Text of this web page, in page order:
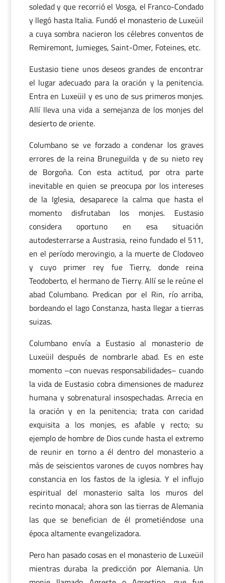
soledad y que recorrió el Vosga, el Franco-Condado
y llegó hasta Italia. Fundó el monasterio de Luxeüil
a cuya sombra nacieron los célebres conventos de
Remiremont, Jumieges, Saint-Omer, Foteines, etc.
Eustasio tiene unos deseos grandes de encontrar
el lugar adecuado para la oración y la penitencia.
Entra en Luxeüil y es uno de sus primeros monjes.
Allí lleva una vida a semejanza de los monjes del
desierto de oriente.
Columbano se ve forzado a condenar los graves
errores de la reina Bruneguilda y de su nieto rey
de Borgoña. Con esta actitud, por otra parte
inevitable en quien se preocupa por los intereses
de la Iglesia, desaparece la calma que hasta el
momento disfrutaban los monjes. Eustasio
considera oportuno en esa situación
autodesterrarse a Austrasia, reino fundado el 511,
en el período merovingio, a la muerte de Clodoveo
y cuyo primer rey fue Tierry, donde reina
Teodoberto, el hermano de Tierry. Allí se le reúne el
abad Columbano. Predican por el Rin, río arriba,
bordeando el lago Constanza, hasta llegar a tierras
suizas.
Columbano envía a Eustasio al monasterio de
Luxeüil después de nombrarle abad. Es en este
momento –con nuevas responsabilidades– cuando
la vida de Eustasio cobra dimensiones de madurez
humana y sobrenatural insospechadas. Arrecia en
la oración y en la penitencia; trata con caridad
exquisita a los monjes, es afable y recto; su
ejemplo de hombre de Dios cunde hasta el extremo
de reunir en torno a él dentro del monasterio a
más de seiscientos varones de cuyos nombres hay
constancia en los fastos de la iglesia. Y el influjo
espiritual del monasterio salta los muros del
recinto monacal; ahora son las tierras de Alemania
las que se benefician de él prometiéndose una
época altamente evangelizadora.
Pero han pasado cosas en el monasterio de Luxeüil
mientras duraba la predicción por Alemania. Un